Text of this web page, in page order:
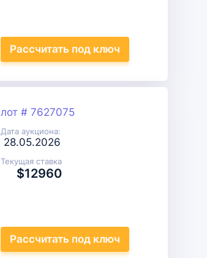
Рассчитать под ключ
лот # 7627075
Дата аукциона:
28.05.2026
Текущая ставка
$12960
Рассчитать под ключ